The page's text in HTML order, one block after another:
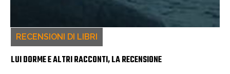
RECENSIONI DI LIBRI
LUI DORME E ALTRI RACCONTI, LA RECENSIONE